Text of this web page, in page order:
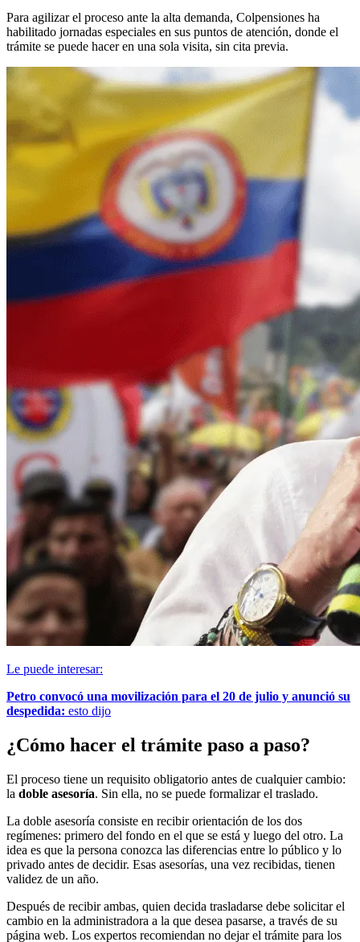
Para agilizar el proceso ante la alta demanda, Colpensiones ha
habilitado jornadas especiales en sus puntos de atención, donde el
trámite se puede hacer en una sola visita, sin cita previa.
Le puede interesar:
Petro convocó una movilización para el 20 de julio y anunció su
despedida: esto dijo
¿Cómo hacer el trámite paso a paso?
El proceso tiene un requisito obligatorio antes de cualquier cambio:
la doble asesoría. Sin ella, no se puede formalizar el traslado.
La doble asesoría consiste en recibir orientación de los dos
regímenes: primero del fondo en el que se está y luego del otro. La
idea es que la persona conozca las diferencias entre lo público y lo
privado antes de decidir. Esas asesorías, una vez recibidas, tienen
validez de un año.
Después de recibir ambas, quien decida trasladarse debe solicitar el
cambio en la administradora a la que desea pasarse, a través de su
página web. Los expertos recomiendan no dejar el trámite para los